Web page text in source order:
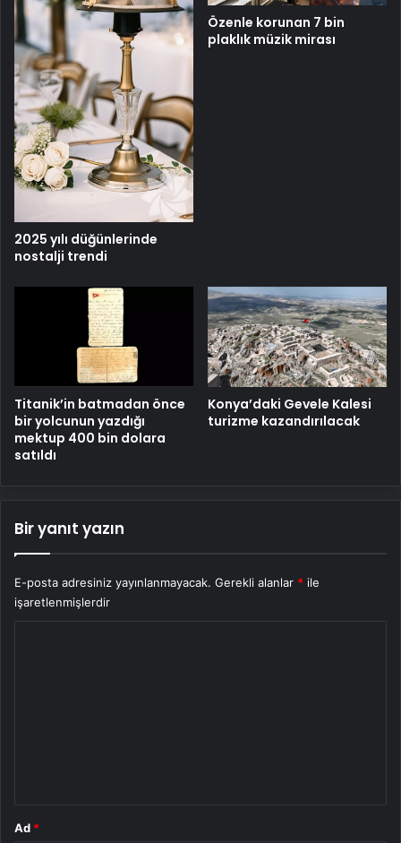
2025 yılı düğünlerinde
nostalji trendi
Özenle korunan 7 bin
plaklık müzik mirası
Titanik’in batmadan önce
bir yolcunun yazdığı
mektup 400 bin dolara
satıldı
Konya’daki Gevele Kalesi
turizme kazandırılacak
Bir yanıt yazın
E-posta adresiniz yayınlanmayacak. Gerekli alanlar * ile
işaretlenmişlerdir
Ad *